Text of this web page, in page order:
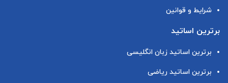
شرایط و قوانین
برترین اساتید
برترین اساتید زبان انگلیسی
برترین اساتید ریاضی